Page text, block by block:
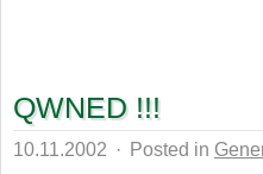
QWNED !!!
10.11.2002 · Posted in